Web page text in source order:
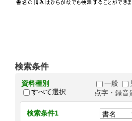
検索条件
資料種別
すべて選択
一般
点字・録音
検索条件1